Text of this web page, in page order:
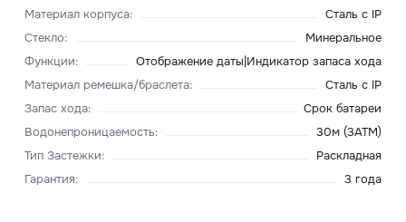
Материал корпуса:
Сталь c IP
Стекло:
Минеральное
Функции:
Отображение даты|Индикатор запаса хода
Материал ремешка/браслета:
Сталь c IP
Запас хода:
Срок батареи
Водонепроницаемость:
30м (3ATM)
Тип Застежки:
Раскладная
Гарантия: 3 года